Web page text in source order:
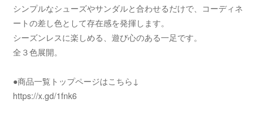
シンプルなシューズやサンダルと合わせるだけで、コーディネ
ートの差し色として存在感を発揮します。
シーズンレスに楽しめる、遊び心のある一足です。
全３色展開。
●商品一覧トップページはこちら↓
https://x.gd/1fnk6